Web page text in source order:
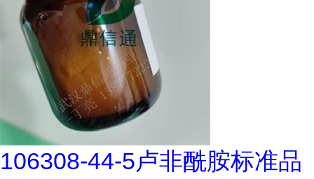
106308-44-5卢非酰胺标准品